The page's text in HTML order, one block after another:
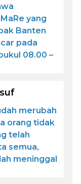
yang
Banten
pada
08.00 –
merubah
orang tidak
telah
semua,
meninggal